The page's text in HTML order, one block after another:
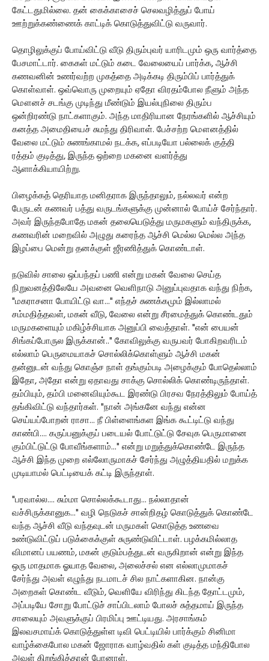
கேட்டதுமில்லை. தன் கைக்காசைச் செலவழித்துப் போய்
ஊற்றுக்கண்ணைக் காட்டிக் கொடுத்துவிட்டு வருவார்.
தொழிலுக்குப் போய்விட்டு வீடு திரும்புவர் யாரிடமும் ஒரு வார்த்தை
பேசமாட்டார். கைகள் மட்டும் கடை வேலையைப் பார்க்க, ஆச்சி
கணவனின் உணர்வற்ற முகத்தை அடிக்கடி திரும்பிப் பார்த்துக்
கொள்வாள். ஒவ்வொரு முறையும் ஏதோ விரதம்போல நீளும் அந்த
மௌனச் சடங்கு முடிந்து மீண்டும் இயல்புநிலை திரும்ப
ஒன்றிரண்டு நாட்களாகும். அந்த மாதிரியான நேரங்களில் ஆச்சியும்
கனத்த அமைதியைச் சுமந்து திரிவாள். பேச்சற்ற மௌனத்தில்
வேலை மட்டும் சுணங்காமல் நடக்க, எப்படியோ பல்லைக் குத்தி
ரத்தம் குடித்து, இருந்த ஒற்றை மகனை வளர்த்து
ஆளாக்கியாயிற்று.
பிழைக்கத் தெரியாத மனிதராக இருந்தாலும், நல்லவர் என்ற
பேருடன் கணவர் பத்து வருடங்களுக்கு முன்னால் போய்ச் சேர்ந்தார்.
அவர் இருந்தபோதே மகன் தலையெடுத்து மருமகளும் வந்திருக்க,
கணவரின் மறைவில் அழுது கரைந்த ஆச்சி மெல்ல மெல்ல அந்த
இழப்பை மென்று தனக்குள் ஜீரணித்துக் கொண்டாள்.
நடுவில் சாலை ஒப்பந்தப் பணி என்று மகன் வேலை செய்த
நிறுவனத்திலேயே அவனை வெளிநாடு அனுப்புவதாக வந்து நிற்க,
"மகராசனா போயிட்டு வா..." எந்தச் சுணக்கமும் இல்லாமல்
சம்மதித்தவள், மகன் வீடு, வேலை என்று சீரமைத்துக் கொண்டதும்
மருமகளையும் மகிழ்ச்சியாக அனுப்பி வைத்தாள். "என் பையன்
சிங்கப்போருல இருக்கான்.." கோவிலுக்கு வருபவர் போகிறவரிடம்
எல்லாம் பெருமையாகச் சொல்லிக்கொள்ளும் ஆச்சி மகன்
தன்னுடன் வந்து கொஞ்ச நாள் தங்கும்படி அழைக்கும் போதெல்லாம்
இதோ, அதோ என்று ஏதாவது சாக்கு சொல்லிக் கொண்டிருந்தாள்.
தம்பியும், தம்பி மனைவியும்கூட இரண்டு பிரசவ நேரத்திலும் போய்த்
தங்கிவிட்டு வந்தார்கள். "நான் அங்கனே வந்து என்ன
செய்யப்போறன் ராசா... நீ பிள்ளைங்கள இங்க கூட்டிட்டு வந்து
காண்பி.... கருப்பனுக்குப் படையல் போட்டுட்டு சேவுக பெருமானை
கும்பிட்டுட்டு போவீங்களாம்..." என்று மறுத்துக்கொண்டே இருந்த
ஆச்சி இந்த முறை எல்லோருமாகச் சேர்ந்து அழுத்தியதில் மறுக்க
முடியாமல் பெட்டியைக் கட்டி இருந்தாள்.
"பரவால்ல.... சும்மா சொல்லக்கூடாது... நல்லாதான்
வச்சிருக்கானுக..." வழி நெடுகச் சான்றிதழ் கொடுத்துக் கொண்டே
வந்த ஆச்சி வீடு வந்தவுடன் மருமகள் கொடுத்த உணவை
உண்டுவிட்டுப் படுக்கைக்குள் சுருண்டுவிட்டாள். பழக்கமில்லாத
விமானப் பயணம், மகன் குடும்பத்துடன் வருகிறான் என்று இந்த
ஒரு மாதமாக ஓயாத வேலை, அலைச்சல் என எல்லாமுமாகச்
சேர்ந்து அவள் எழுந்து நடமாடச் சில நாட்களாகின. நான்கு
அறைகள் கொண்ட வீடும், வெளியே விரிந்து கிடந்த தோட்டமும்,
அப்படியே சோறு போட்டுச் சாப்பிடலாம் போலச் சுத்தமாய் இருந்த
சாலையும் அவளுக்குப் பிரமிப்பு ஊட்டியது. அரசாங்கம்
இலவசமாய்க் கொடுத்துள்ள டிவி பெட்டியில் பார்க்கும் சினிமா
வாழ்க்கைபோல மகன் ஜோராக வாழ்வதில் கள் குடித்த மந்திபோல